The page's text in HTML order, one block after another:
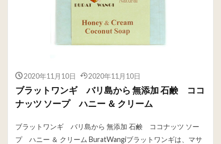
2020年11月10日 2020年11月10日
ブラットワンギ バリ島から 無添加 石鹸 ココ
ナッツ ソープ ハニー ＆ クリーム
ブラットワンギ バリ島から 無添加 石鹸 ココナッツ ソー
プ ハニー ＆ クリーム BuratWangiブラットワンギは、マサ